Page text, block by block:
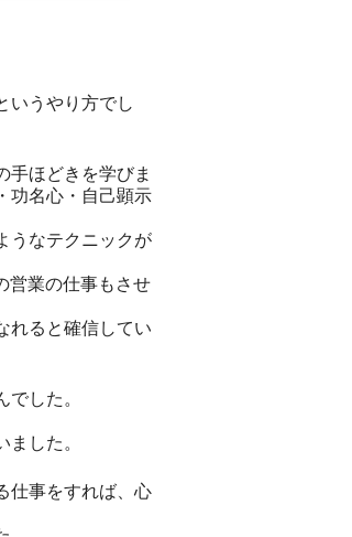
いうやり方でし
手ほどきを学びま
功名心・自己顕示
うなテクニックが
営業の仕事もさせ
れると確信してい
した。
した。
仕事をすれば、心